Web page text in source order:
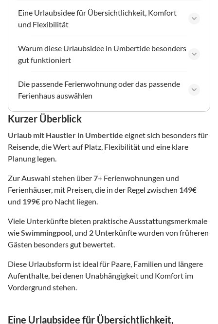
Eine Urlaubsidee für Übersichtlichkeit, Komfort
und Flexibilität
Warum diese Urlaubsidee in Umbertide besonders
gut funktioniert
Die passende Ferienwohnung oder das passende
Ferienhaus auswählen
Kurzer Überblick
Urlaub mit Haustier in Umbertide eignet sich besonders für
Reisende, die Wert auf Platz, Flexibilität und eine klare
Planung legen.
Zur Auswahl stehen über7+ Ferienwohnungen und
Ferienhäuser, mit Preisen, die in der Regel zwischen 149€
und 199€ pro Nacht liegen.
Viele Unterkünfte bieten praktische Ausstattungsmerkmale
wieSwimmingpool , und 2 Unterkünfte wurden von früheren
Gästen besonders gut bewertet.
Diese Urlaubsform ist ideal für Paare, Familien und längere
Aufenthalte, bei denen Unabhängigkeit und Komfort im
Vordergrund stehen.
Eine Urlaubsidee für Übersichtlichkeit,